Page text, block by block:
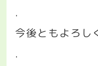
.
今後ともよろし
.